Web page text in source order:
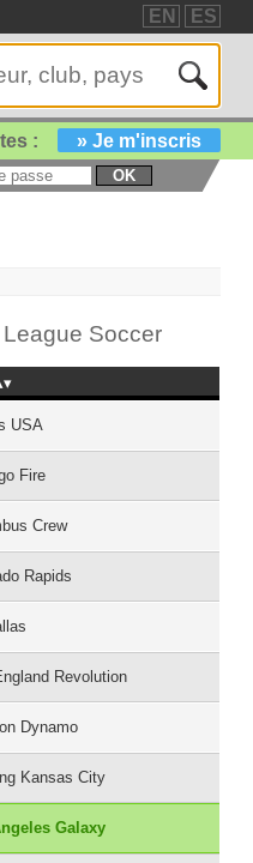
EN ES
: » Je m'inscris
OK
League Soccer
USA
Fire
Crew
Rapids
Revolution
Dynamo
Kansas City
Galaxy